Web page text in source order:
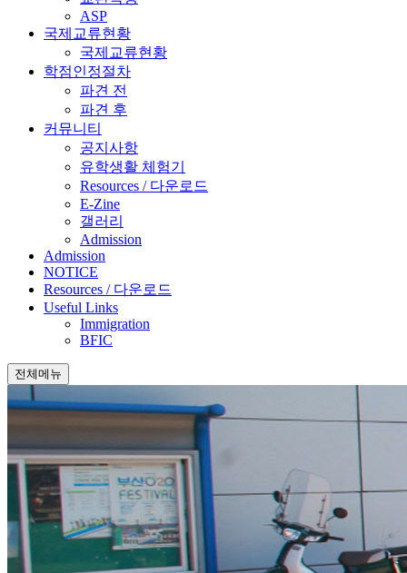
ASP
국제교류현황
국제교류현황
학점인정절차
파견 전
파견 후
커뮤니티
공지사항
유학생활 체험기
Resources / 다운로드
E-Zine
갤러리
Admission
Admission
NOTICE
Resources / 다운로드
Useful Links
Immigration
BFIC
전체메뉴